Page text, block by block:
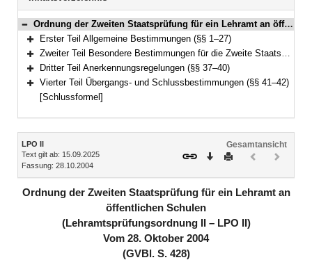
Bereich reduzieren
Ordnung der Zweiten Staatsprüfung für ein Lehramt an öffentlichen Schulen (Lehramtsprüfungsordnung II – LPO II) Vom 28. Oktober 2004 (GVBl. S. 428) BayRS 2038-3-4-8-11-K (§§ 1–42)
Bereich erweitern
Erster Teil Allgemeine Bestimmungen (§§ 1–27)
Bereich erweitern
Zweiter Teil Besondere Bestimmungen für die Zweite Staatsprüfung im Erweiterungsfach (§§ 28–36)
Bereich erweitern
Dritter Teil Anerkennungsregelungen (§§ 37–40)
Bereich erweitern
Vierter Teil Übergangs- und Schlussbestimmungen (§§ 41–42)
[Schlussformel]
Inhalt
LPO II
Text gilt ab: 15.09.2025
Fassung: 28.10.2004
Gesamtansicht
Download
DruckenVorheriges
(inaktiv)(inaktiv)
Ordnung der Zweiten Staatsprüfung für ein Lehramt an
öffentlichen Schulen
(Lehramtsprüfungsordnung II – LPO II)
Vom 28. Oktober 2004
(GVBl. S. 428)